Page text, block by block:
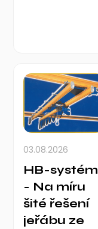
03.08.2026
HB-systém
- Na míru
šité řešení
jeřábu ze